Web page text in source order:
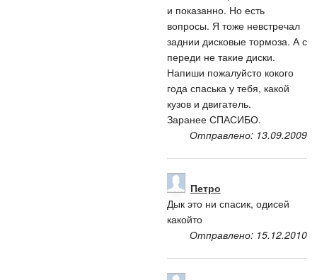
и показанно. Но есть
вопросы. Я тоже невстречал
заднии дисковые тормоза. А с
переди не такие диски.
Напиши пожалуйсто кокого
года спаська у тебя, какой
кузов и двигатель.
Заранее СПАСИБО.
Отправлено: 13.09.2009
Петро
Дык это ни спасик, одисей
какойто
Отправлено: 15.12.2010